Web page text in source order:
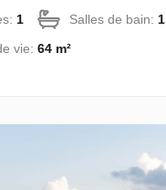
1 Salles de bain:1
vie:64 m²